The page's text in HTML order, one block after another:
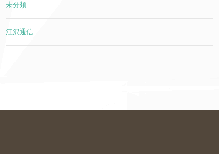
未分類
江沢通信